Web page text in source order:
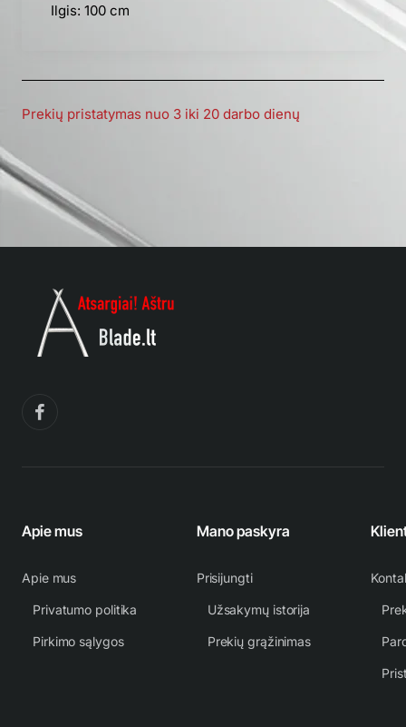
Ilgis: 100 cm
Prekių pristatymas nuo 3 iki 20 darbo dienų
Apie mus
Apie mus
Privatumo politika
Pirkimo sąlygos
Mano paskyra
Prisijungti
Užsakymų istorija
Prekių grąžinimas